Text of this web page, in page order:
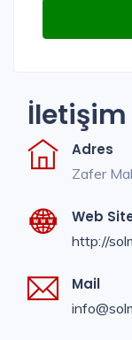
Adres
Zafer
Web
http://
Mail